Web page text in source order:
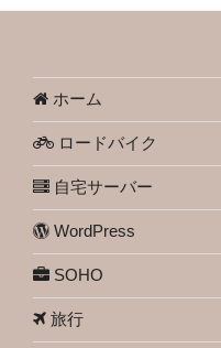
ホーム
ロードバイク
自宅サーバー
WordPress
SOHO
旅行